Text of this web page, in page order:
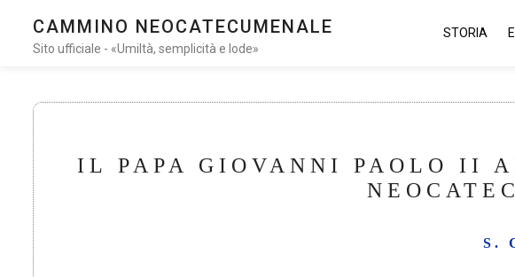
CAMMINO NEOCATECUMENALE
Sito ufficiale - «Umiltà, semplicità e lode»
STORIA
IL PAPA GIOVANNI PAOLO II
S.